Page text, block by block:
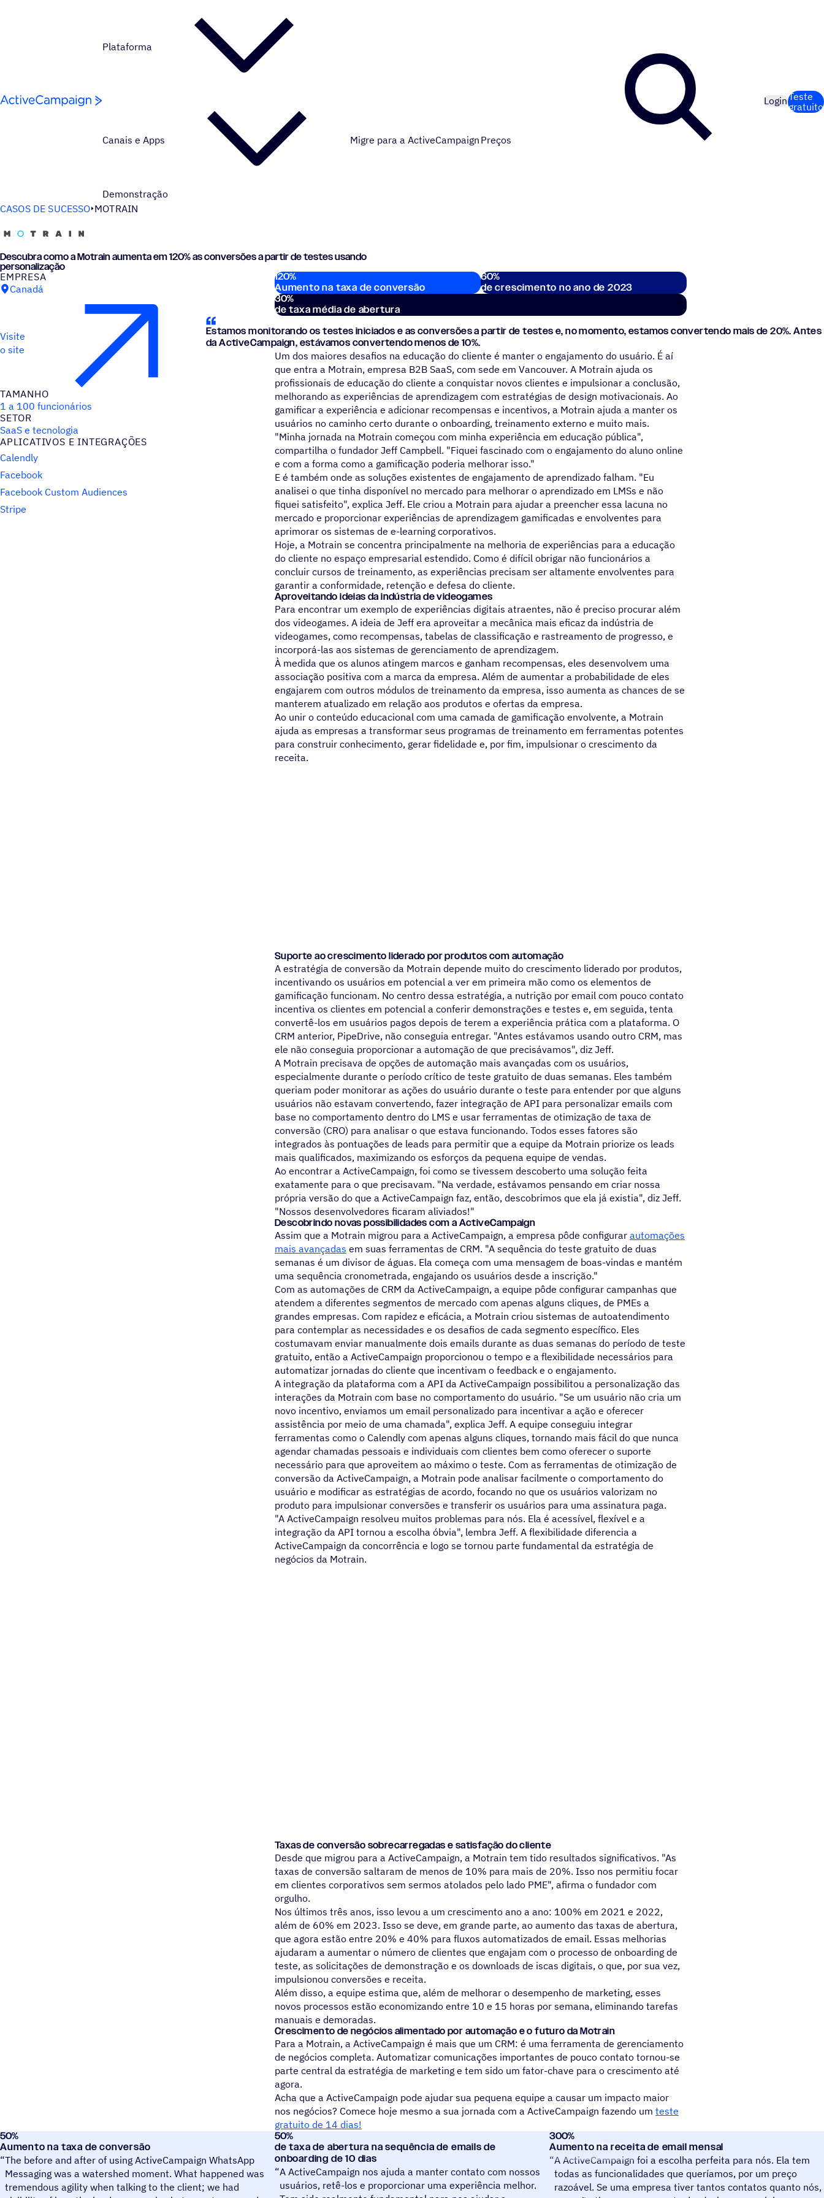
Plataforma
Canais e Apps Migre para a ActiveCampaign Preços
Demonstração
LoginTeste
gratuito
CASOS DE SUCESSO MOTRAIN
Descubra como a Motrain aumenta em 120% as conversões a partir de testes usando
personalização
EMPRESA
Canadá
Visite
o site
TAMANHO
1 a 100 funcionários
SETOR
SaaS e tecnologia
APLICATIVOS E INTEGRAÇÕES
Calendly
Facebook
Facebook Custom Audiences
Stripe
Estatísticas principais
120%
Aumento na taxa de conversão
60%
de crescimento no ano de 2023
30%
de taxa média de abertura
Estamos monitorando os testes iniciados e as conversões a partir de testes e, no momento, estamos convertendo mais de 20%. Antes
da ActiveCampaign, estávamos convertendo menos de 10%.
Um dos maiores desafios na educação do cliente é manter o engajamento do usuário. É aí
que entra a Motrain, empresa B2B SaaS, com sede em Vancouver. A Motrain ajuda os
profissionais de educação do cliente a conquistar novos clientes e impulsionar a conclusão,
melhorando as experiências de aprendizagem com estratégias de design motivacionais. Ao
gamificar a experiência e adicionar recompensas e incentivos, a Motrain ajuda a manter os
usuários no caminho certo durante o onboarding, treinamento externo e muito mais.
"Minha jornada na Motrain começou com minha experiência em educação pública",
compartilha o fundador Jeff Campbell. "Fiquei fascinado com o engajamento do aluno online
e com a forma como a gamificação poderia melhorar isso."
E é também onde as soluções existentes de engajamento de aprendizado falham. "Eu
analisei o que tinha disponível no mercado para melhorar o aprendizado em LMSs e não
fiquei satisfeito", explica Jeff. Ele criou a Motrain para ajudar a preencher essa lacuna no
mercado e proporcionar experiências de aprendizagem gamificadas e envolventes para
aprimorar os sistemas de e-learning corporativos.
Hoje, a Motrain se concentra principalmente na melhoria de experiências para a educação
do cliente no espaço empresarial estendido. Como é difícil obrigar não funcionários a
concluir cursos de treinamento, as experiências precisam ser altamente envolventes para
garantir a conformidade, retenção e defesa do cliente.
Aproveitando ideias da indústria de videogames
Para encontrar um exemplo de experiências digitais atraentes, não é preciso procurar além
dos videogames. A ideia de Jeff era aproveitar a mecânica mais eficaz da indústria de
videogames, como recompensas, tabelas de classificação e rastreamento de progresso, e
incorporá-las aos sistemas de gerenciamento de aprendizagem.
À medida que os alunos atingem marcos e ganham recompensas, eles desenvolvem uma
associação positiva com a marca da empresa. Além de aumentar a probabilidade de eles
engajarem com outros módulos de treinamento da empresa, isso aumenta as chances de se
manterem atualizado em relação aos produtos e ofertas da empresa.
Ao unir o conteúdo educacional com uma camada de gamificação envolvente, a Motrain
ajuda as empresas a transformar seus programas de treinamento em ferramentas potentes
para construir conhecimento, gerar fidelidade e, por fim, impulsionar o crescimento da
receita.
Suporte ao crescimento liderado por produtos com automação
A estratégia de conversão da Motrain depende muito do crescimento liderado por produtos,
incentivando os usuários em potencial a ver em primeira mão como os elementos de
gamificação funcionam. No centro dessa estratégia, a nutrição por email com pouco contato
incentiva os clientes em potencial a conferir demonstrações e testes e, em seguida, tenta
convertê-los em usuários pagos depois de terem a experiência prática com a plataforma. O
CRM anterior, PipeDrive, não conseguia entregar. "Antes estávamos usando outro CRM, mas
ele não conseguia proporcionar a automação de que precisávamos", diz Jeff.
A Motrain precisava de opções de automação mais avançadas com os usuários,
especialmente durante o período crítico de teste gratuito de duas semanas. Eles também
queriam poder monitorar as ações do usuário durante o teste para entender por que alguns
usuários não estavam convertendo, fazer integração de API para personalizar emails com
base no comportamento dentro do LMS e usar ferramentas de otimização de taxa de
conversão (CRO) para analisar o que estava funcionando. Todos esses fatores são
integrados às pontuações de leads para permitir que a equipe da Motrain priorize os leads
mais qualificados, maximizando os esforços da pequena equipe de vendas.
Ao encontrar a ActiveCampaign, foi como se tivessem descoberto uma solução feita
exatamente para o que precisavam. "Na verdade, estávamos pensando em criar nossa
própria versão do que a ActiveCampaign faz, então, descobrimos que ela já existia", diz Jeff.
"Nossos desenvolvedores ficaram aliviados!"
Descobrindo novas possibilidades com a ActiveCampaign
Assim que a Motrain migrou para a ActiveCampaign, a empresa pôde configurar automações
mais avançadas em suas ferramentas de CRM. "A sequência do teste gratuito de duas
semanas é um divisor de águas. Ela começa com uma mensagem de boas-vindas e mantém
uma sequência cronometrada, engajando os usuários desde a inscrição."
Com as automações de CRM da ActiveCampaign, a equipe pôde configurar campanhas que
atendem a diferentes segmentos de mercado com apenas alguns cliques, de PMEs a
grandes empresas. Com rapidez e eficácia, a Motrain criou sistemas de autoatendimento
para contemplar as necessidades e os desafios de cada segmento específico. Eles
costumavam enviar manualmente dois emails durante as duas semanas do período de teste
gratuito, então a ActiveCampaign proporcionou o tempo e a flexibilidade necessários para
automatizar jornadas do cliente que incentivam o feedback e o engajamento.
A integração da plataforma com a API da ActiveCampaign possibilitou a personalização das
interações da Motrain com base no comportamento do usuário. "Se um usuário não cria um
novo incentivo, enviamos um email personalizado para incentivar a ação e oferecer
assistência por meio de uma chamada", explica Jeff. A equipe conseguiu integrar
ferramentas como o Calendly com apenas alguns cliques, tornando mais fácil do que nunca
agendar chamadas pessoais e individuais com clientes bem como oferecer o suporte
necessário para que aproveitem ao máximo o teste. Com as ferramentas de otimização de
conversão da ActiveCampaign, a Motrain pode analisar facilmente o comportamento do
usuário e modificar as estratégias de acordo, focando no que os usuários valorizam no
produto para impulsionar conversões e transferir os usuários para uma assinatura paga.
"A ActiveCampaign resolveu muitos problemas para nós. Ela é acessível, flexível e a
integração da API tornou a escolha óbvia", lembra Jeff. A flexibilidade diferencia a
ActiveCampaign da concorrência e logo se tornou parte fundamental da estratégia de
negócios da Motrain.
Taxas de conversão sobrecarregadas e satisfação do cliente
Desde que migrou para a ActiveCampaign, a Motrain tem tido resultados significativos. "As
taxas de conversão saltaram de menos de 10% para mais de 20%. Isso nos permitiu focar
em clientes corporativos sem sermos atolados pelo lado PME", afirma o fundador com
orgulho.
Nos últimos três anos, isso levou a um crescimento ano a ano: 100% em 2021 e 2022,
além de 60% em 2023. Isso se deve, em grande parte, ao aumento das taxas de abertura,
que agora estão entre 20% e 40% para fluxos automatizados de email. Essas melhorias
ajudaram a aumentar o número de clientes que engajam com o processo de onboarding de
teste, as solicitações de demonstração e os downloads de iscas digitais, o que, por sua vez,
impulsionou conversões e receita.
Além disso, a equipe estima que, além de melhorar o desempenho de marketing, esses
novos processos estão economizando entre 10 e 15 horas por semana, eliminando tarefas
manuais e demoradas.
Crescimento de negócios alimentado por automação e o futuro da Motrain
Para a Motrain, a ActiveCampaign é mais que um CRM: é uma ferramenta de gerenciamento
de negócios completa. Automatizar comunicações importantes de pouco contato tornou-se
parte central da estratégia de marketing e tem sido um fator-chave para o crescimento até
agora.
Acha que a ActiveCampaign pode ajudar sua pequena equipe a causar um impacto maior
nos negócios? Comece hoje mesmo a sua jornada com a ActiveCampaign fazendo um teste
gratuito de 14 dias!
Contalink
50%
Aumento na taxa de conversão
“The before and after of using ActiveCampaign WhatsApp
Messaging was a watershed moment. What happened was
tremendous agility when talking to the client; we had
Tower
50%
de taxa de abertura na sequência de emails de
onboarding de 10 dias
“A ActiveCampaign nos ajuda a manter contato com nossos
usuários, retê-los e proporcionar uma experiência melhor.
Soundsnap
300%
Aumento na receita de email mensal
“A ActiveCampaign foi a escolha perfeita para nós. Ela tem
todas as funcionalidades que queríamos, por um preço
razoável. Se uma empresa tiver tantos contatos quanto nós,